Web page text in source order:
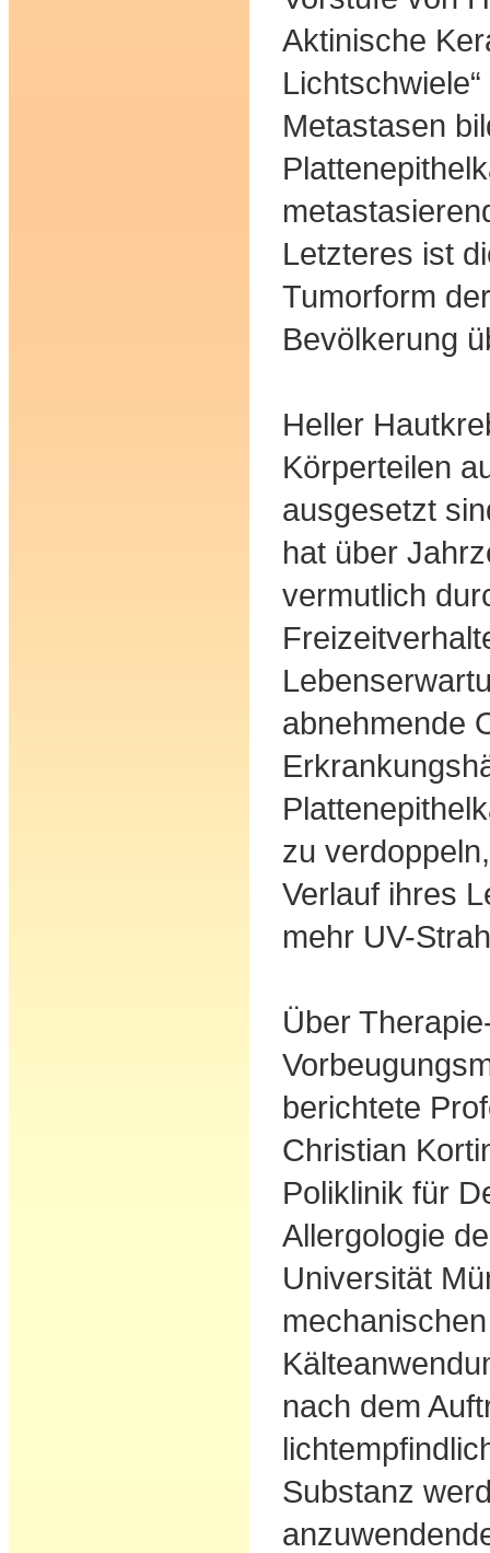
Aktinische
Metastasen
Letzteres ist
Tumorform
Bevölkerung
Heller
Körperteilen
ausgesetzt
hat über
vermutlich
abnehmende
zu
Verlauf ihres
mehr UV-
Über
berichtete
Christian
Poliklinik für
Allergologie
Universität
nach dem
Substanz